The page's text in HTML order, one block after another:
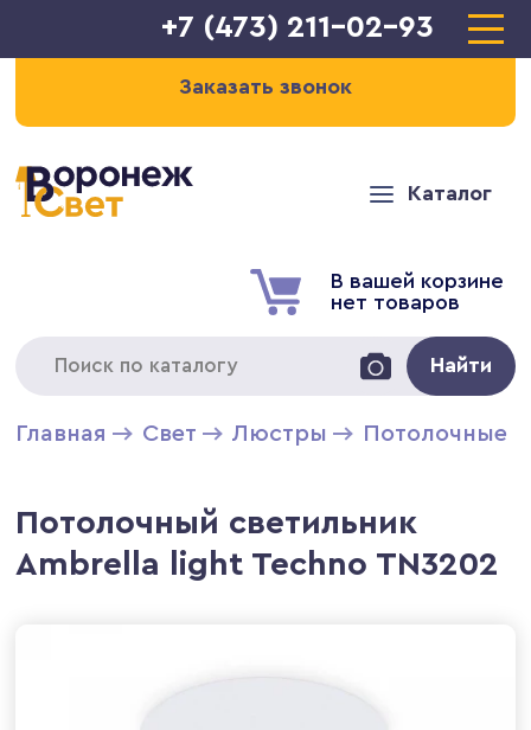
+7 (473) 211-02-93
Заказать звонок
Каталог
В вашей корзине
нет товаров
Найти
Главная Свет Люстры Потолочные
Потолочный светильник
Ambrella light Techno TN3202